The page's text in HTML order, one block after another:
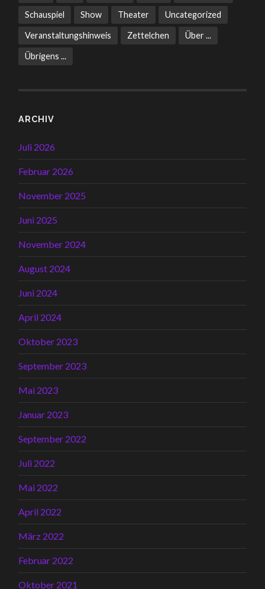
Schauspiel Show Theater Uncategorized
Veranstaltungshinweis Zettelchen Über ...
Übrigens ...
ARCHIV
Juli 2026
Februar 2026
November 2025
Juni 2025
November 2024
August 2024
Juni 2024
April 2024
Oktober 2023
September 2023
Mai 2023
Januar 2023
September 2022
Juli 2022
Mai 2022
April 2022
März 2022
Februar 2022
Oktober 2021